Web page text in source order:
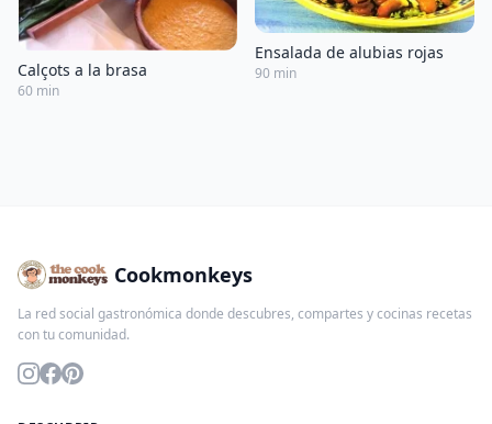
Calçots a la brasa
60 min
Ensalada de alubias rojas
90 min
Cookmonkeys
La red social gastronómica donde descubres, compartes y cocinas recetas
con tu comunidad.